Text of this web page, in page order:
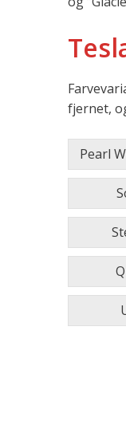
fjernet,
Pearl